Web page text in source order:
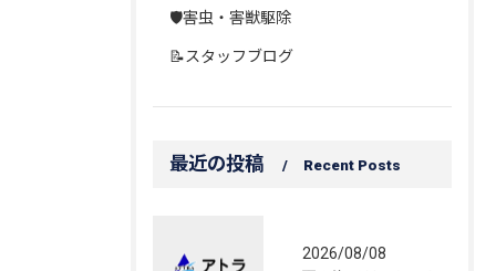
🛡️害虫・害獣駆除
📝スタッフブログ
最近の投稿 Recent Posts
2026/08/08